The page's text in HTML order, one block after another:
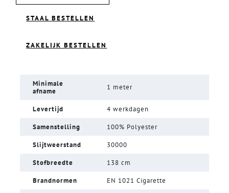
STAAL BESTELLEN
ZAKELIJK BESTELLEN
Minimale
afname
1 meter
Levertijd 4 werkdagen
Samenstelling 100% Polyester
Slijtweerstand 30000
Stofbreedte 138 cm
Brandnormen EN 1021 Cigarette